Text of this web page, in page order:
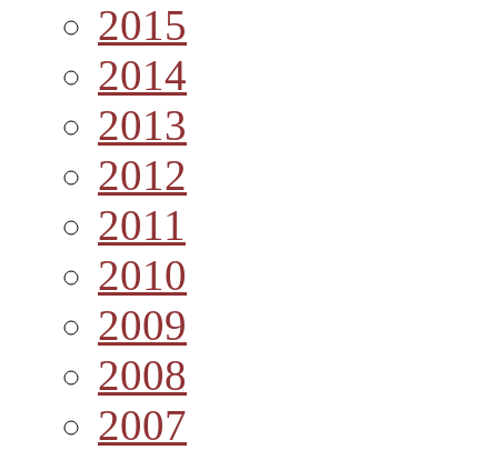
2015
2014
2013
2012
2011
2010
2009
2008
2007